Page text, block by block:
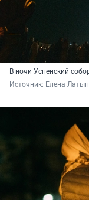
В ночи Успенский
Источник: Елена